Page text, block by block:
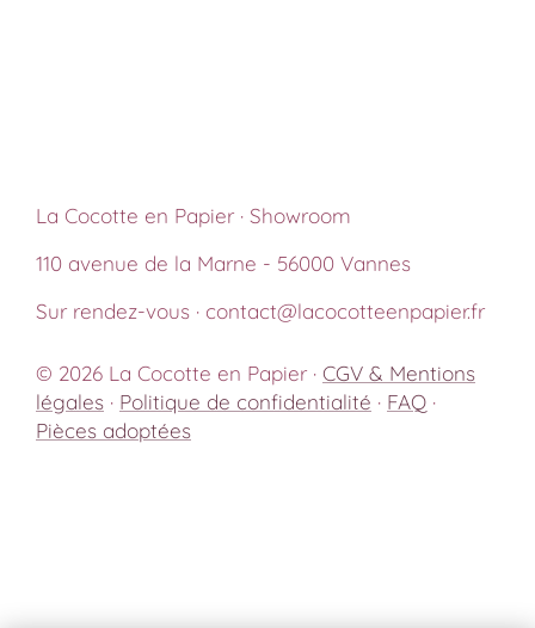
La Cocotte en Papier · Showroom
110 avenue de la Marne - 56000 Vannes
Sur rendez-vous · contact@lacocotteenpapier.fr
© 2026 La Cocotte en Papier · CGV & Mentions
légales · Politique de confidentialité · FAQ ·
Pièces adoptées